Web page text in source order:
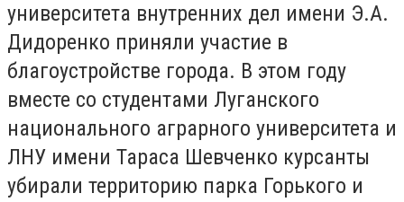
университета внутренних дел имени Э.А.
Дидоренко приняли участие в
благоустройстве города. В этом году
вместе со студентами Луганского
национального аграрного университета и
ЛНУ имени Тараса Шевченко курсанты
убирали территорию парка Горького и